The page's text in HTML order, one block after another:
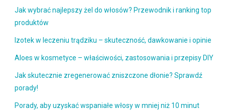
Jak wybrać najlepszy żel do włosów? Przewodnik i ranking top
produktów
Izotek w leczeniu trądziku – skuteczność, dawkowanie i opinie
Aloes w kosmetyce – właściwości, zastosowania i przepisy DIY
Jak skutecznie zregenerować zniszczone dłonie? Sprawdź
porady!
Porady, aby uzyskać wspaniałe włosy w mniej niż 10 minut